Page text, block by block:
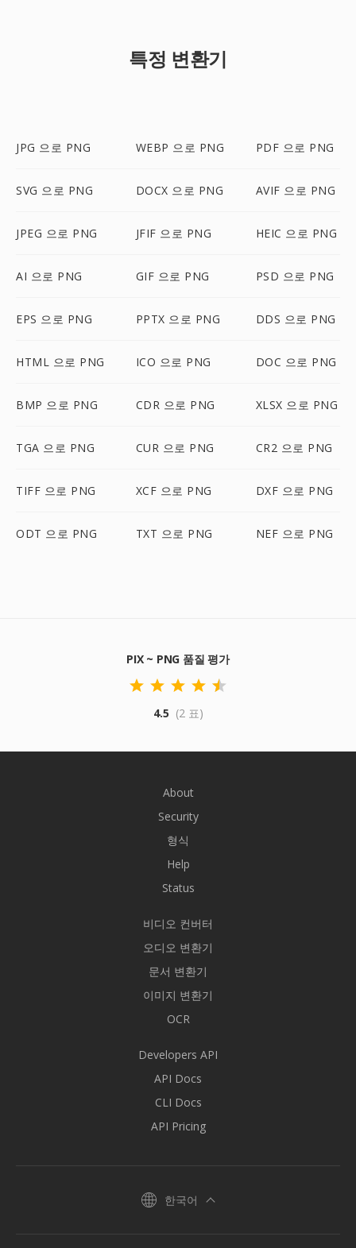
특정 변환기
JPG 으로 PNG WEBP 으로 PNG PDF 으로 PNG
SVG 으로 PNG DOCX 으로 PNG AVIF 으로 PNG
JPEG 으로 PNG JFIF 으로 PNG HEIC 으로 PNG
AI 으로 PNG GIF 으로 PNG PSD 으로 PNG
EPS 으로 PNG PPTX 으로 PNG DDS 으로 PNG
HTML 으로 PNG ICO 으로 PNG DOC 으로 PNG
BMP 으로 PNG CDR 으로 PNG XLSX 으로 PNG
TGA 으로 PNG CUR 으로 PNG CR2 으로 PNG
TIFF 으로 PNG XCF 으로 PNG DXF 으로 PNG
ODT 으로 PNG TXT 으로 PNG NEF 으로 PNG
PIX ~ PNG 품질 평가
4.5 (2 표)
About
Security
형식
Help
Status
비디오 컨버터
오디오 변환기
문서 변환기
이미지 변환기
OCR
Developers API
API Docs
CLI Docs
API Pricing
한국어